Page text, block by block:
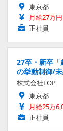
東京都
月給27万
正社員
27卒・新卒
の挙動制御/
株式会社LOP
東京都
月給25万
正社員